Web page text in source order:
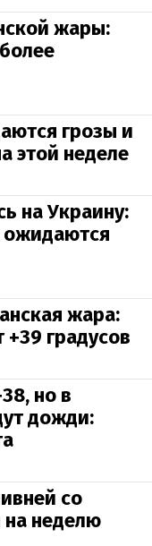
жары:
грозы и
этой неделе
на Украину:
ожидаются
жара:
+39 градусов
но в
дожди:
со
на неделю